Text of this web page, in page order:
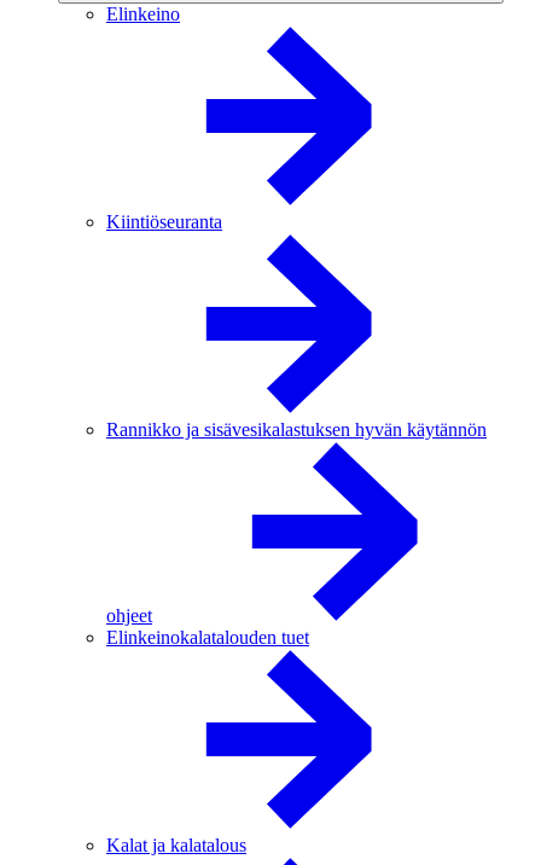
Elinkeino
Kiintiöseuranta
Rannikko ja sisävesikalastuksen hyvän käytännön
ohjeet
Elinkeinokalatalouden tuet
Kalat ja kalatalous